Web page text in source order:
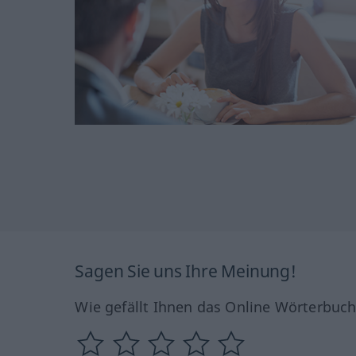
Sagen Sie uns Ihre Meinung!
Wie gefällt Ihnen das Online